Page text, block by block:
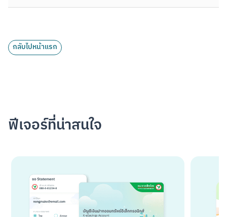
กลับไปหน้าแรก
ฟีเจอร์ที่น่าสนใจ